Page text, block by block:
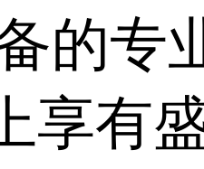
的专
享有